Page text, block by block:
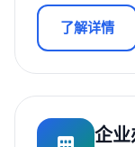
了解详情
企业